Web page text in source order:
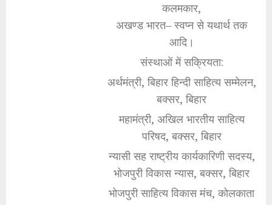
कलमकार,
अखण्ड भारत– स्वप्न से यथार्थ तक
आदि।
संस्थाओं में सक्रियता:
अर्थमंत्री, बिहार हिन्दी साहित्य सम्मेलन,
बक्सर, बिहार
महामंत्री, अखिल भारतीय साहित्य
परिषद, बक्सर, बिहार
न्यासी सह राष्ट्रीय कार्यकारिणी सदस्य,
भोजपुरी विकास न्यास, बक्सर, बिहार
भोजपुरी साहित्य विकास मंच, कोलकाता